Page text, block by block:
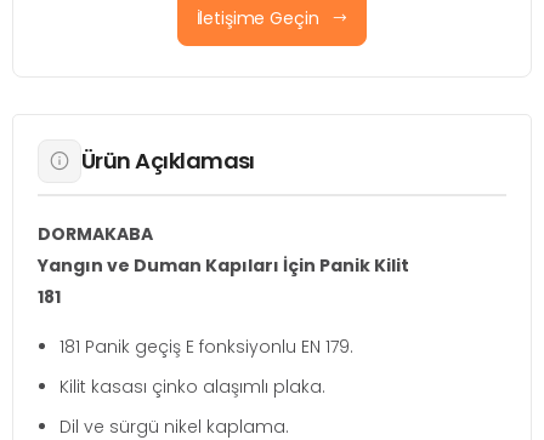
İletişime Geçin
Ürün Açıklaması
DORMAKABA
Yangın ve Duman Kapıları İçin Panik Kilit
181
181 Panik geçiş E fonksiyonlu EN 179.
Kilit kasası çinko alaşımlı plaka.
Dil ve sürgü nikel kaplama.